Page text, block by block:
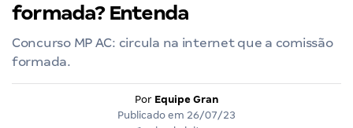
formada? Entenda
Concurso MP AC: circula na internet que a comissão
formada.
Por Equipe Gran
Publicado em 26/07/23